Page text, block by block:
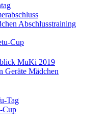
Abschlusstraining
Cup
MuKi 2019
Geräte Mädchen
Tag
Cup